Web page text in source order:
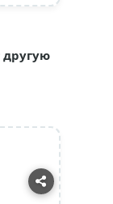
другую